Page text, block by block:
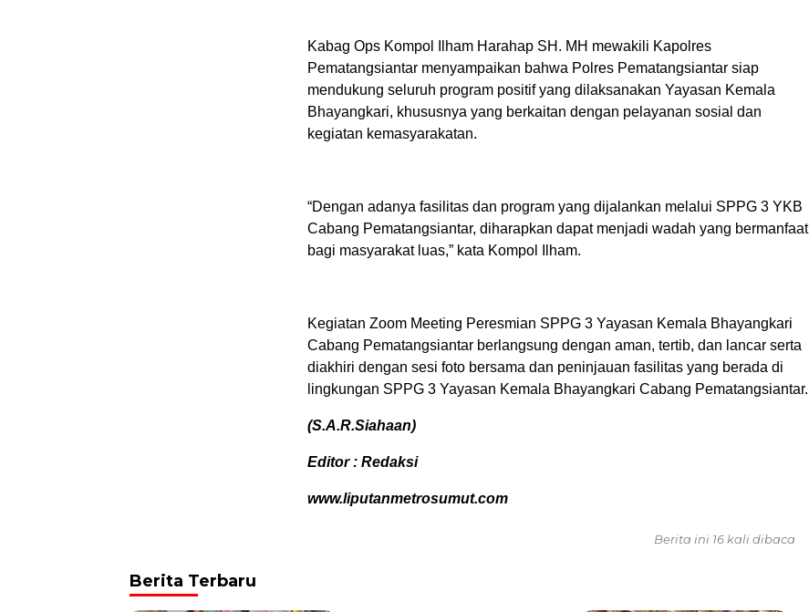
Kabag Ops Kompol Ilham Harahap SH. MH mewakili Kapolres
Pematangsiantar menyampaikan bahwa Polres Pematangsiantar siap
mendukung seluruh program positif yang dilaksanakan Yayasan Kemala
Bhayangkari, khususnya yang berkaitan dengan pelayanan sosial dan
kegiatan kemasyarakatan.
“Dengan adanya fasilitas dan program yang dijalankan melalui SPPG 3 YKB
Cabang Pematangsiantar, diharapkan dapat menjadi wadah yang bermanfaat
bagi masyarakat luas,” kata Kompol Ilham.
Kegiatan Zoom Meeting Peresmian SPPG 3 Yayasan Kemala Bhayangkari
Cabang Pematangsiantar berlangsung dengan aman, tertib, dan lancar serta
diakhiri dengan sesi foto bersama dan peninjauan fasilitas yang berada di
lingkungan SPPG 3 Yayasan Kemala Bhayangkari Cabang Pematangsiantar.
(S.A.R.Siahaan)
Editor : Redaksi
www.liputanmetrosumut.com
Berita ini 16 kali dibaca
Berita Terbaru